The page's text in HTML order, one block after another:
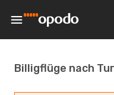
Billigflüge nach